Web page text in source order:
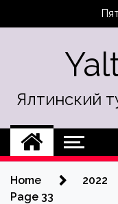
Ялтинский
Home 2022
Page 33